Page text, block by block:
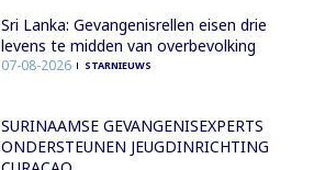
Sri Lanka: Gevangenisrellen eisen drie
levens te midden van overbevolking
07-08-2026 STARNIEUWS
SURINAAMSE GEVANGENISEXPERTS
ONDERSTEUNEN JEUGDINRICHTING